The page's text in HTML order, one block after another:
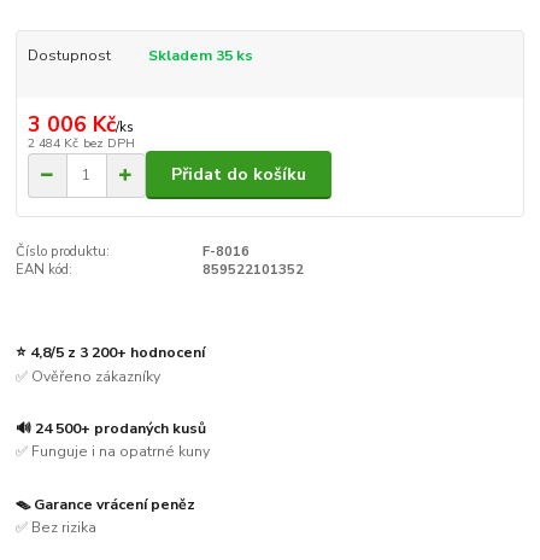
Dostupnost Skladem 35 ks
3 006 Kč/ks
2 484 Kč bez DPH
Přidat do košíku
Číslo produktu:
F-8016
EAN kód:
859522101352
⭐ 4,8/5 z 3 200+ hodnocení
✅ Ověřeno zákazníky
🔊 24 500+ prodaných kusů
✅ Funguje i na opatrné kuny
🪤 Garance vrácení peněz
✅ Bez rizika